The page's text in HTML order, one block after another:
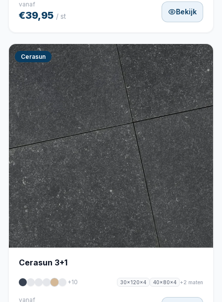
vanaf
€39,95 / st
Bekijk
Cerasun
Cerasun 3+1
+10 30x120x4 40x80x4 +2 maten
vanaf